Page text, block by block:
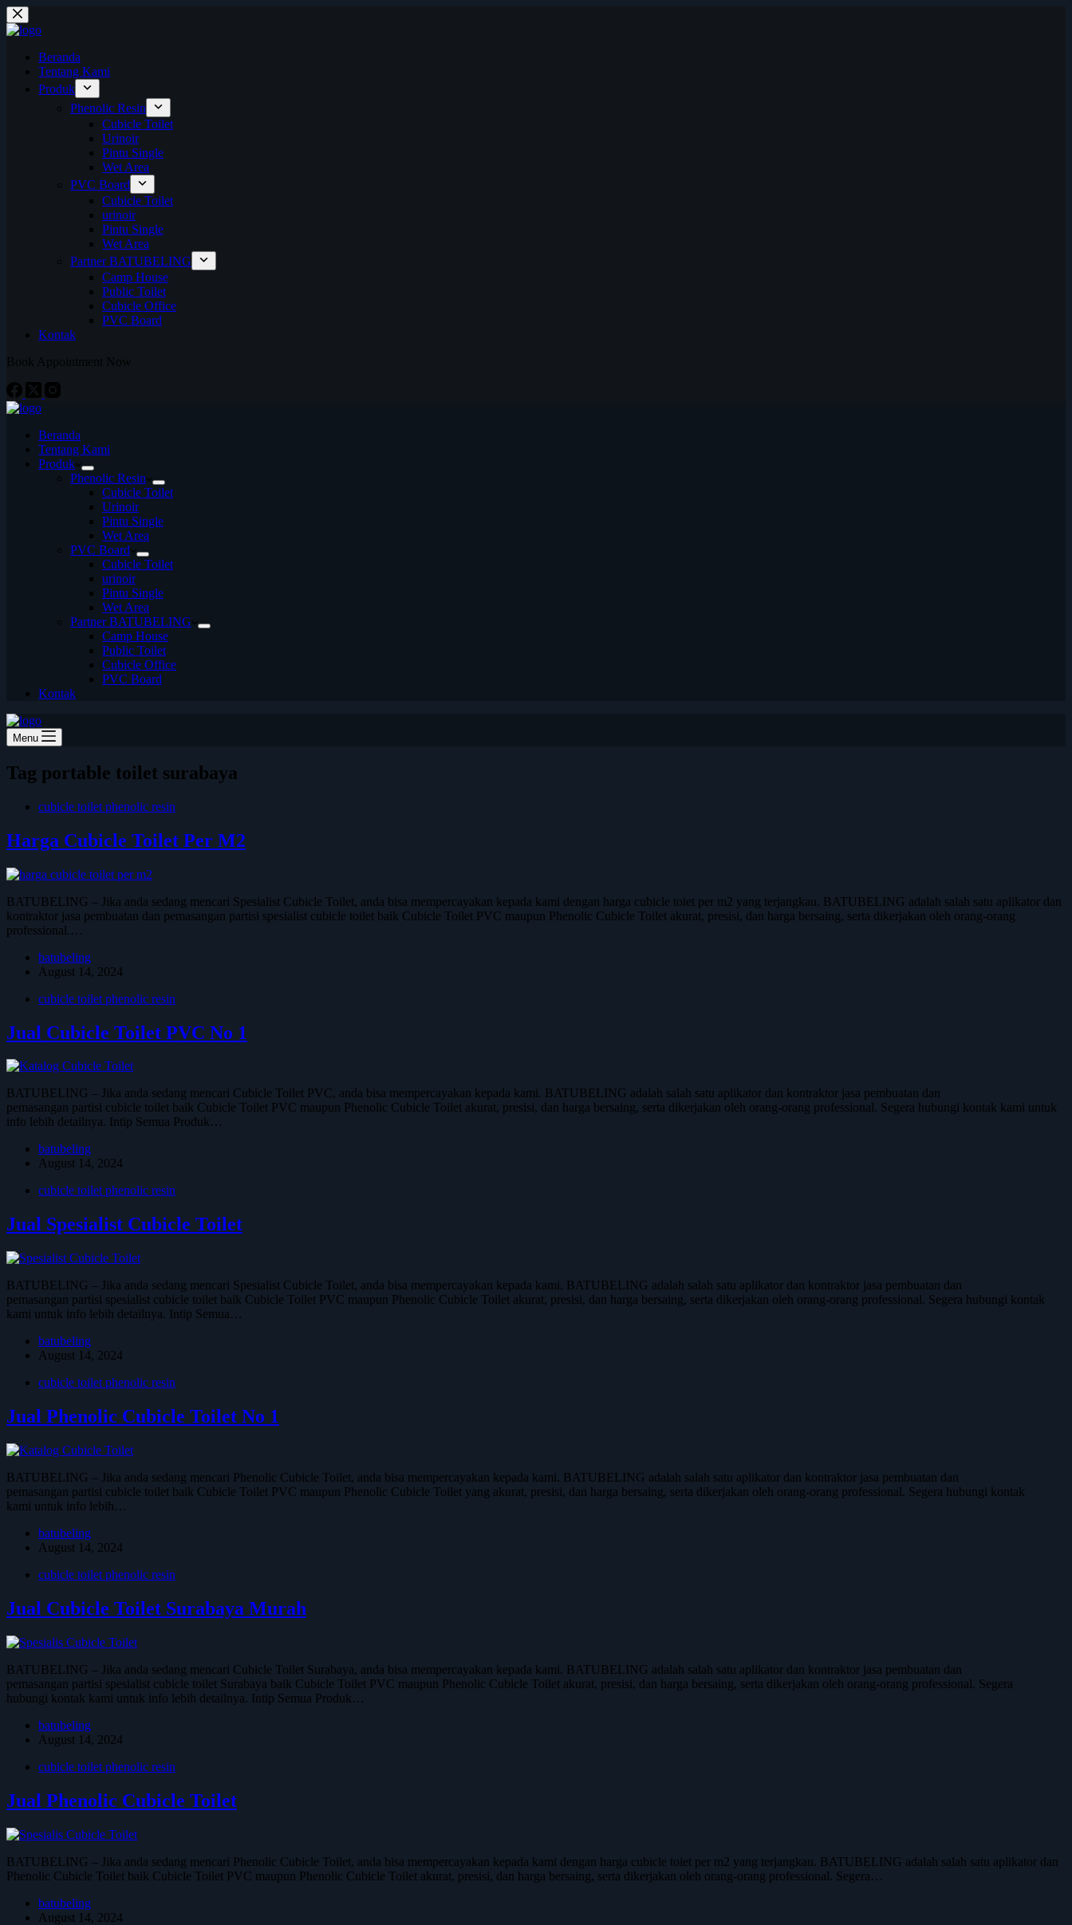
Skip
to
content
Beranda
Tentang Kami
Produk
Phenolic Resin
Cubicle Toilet
Urinoir
Pintu Single
Wet Area
PVC Board
Cubicle Toilet
urinoir
Pintu Single
Wet Area
Partner BATUBELING
Camp House
Public Toilet
Cubicle Office
PVC Board
Kontak
Book Appointment Now
Beranda
Tentang Kami
Produk
Phenolic Resin
Cubicle Toilet
Urinoir
Pintu Single
Wet Area
PVC Board
Cubicle Toilet
urinoir
Pintu Single
Wet Area
Partner BATUBELING
Camp House
Public Toilet
Cubicle Office
PVC Board
Kontak
Menu
Tag portable toilet surabaya
cubicle toilet phenolic resin
Harga Cubicle Toilet Per M2
BATUBELING – Jika anda sedang mencari Spesialist Cubicle Toilet, anda bisa mempercayakan kepada kami dengan harga cubicle toiet per m2 yang terjangkau. BATUBELING adalah salah satu aplikator dan
kontraktor jasa pembuatan dan pemasangan partisi spesialist cubicle toilet baik Cubicle Toilet PVC maupun Phenolic Cubicle Toilet akurat, presisi, dan harga bersaing, serta dikerjakan oleh orang-orang
professional.…
batubeling
August 14, 2024
cubicle toilet phenolic resin
Jual Cubicle Toilet PVC No 1
BATUBELING – Jika anda sedang mencari Cubicle Toilet PVC, anda bisa mempercayakan kepada kami. BATUBELING adalah salah satu aplikator dan kontraktor jasa pembuatan dan
pemasangan partisi cubicle toilet baik Cubicle Toilet PVC maupun Phenolic Cubicle Toilet akurat, presisi, dan harga bersaing, serta dikerjakan oleh orang-orang professional. Segera hubungi kontak kami untuk
info lebih detailnya. Intip Semua Produk…
batubeling
August 14, 2024
cubicle toilet phenolic resin
Jual Spesialist Cubicle Toilet
BATUBELING – Jika anda sedang mencari Spesialist Cubicle Toilet, anda bisa mempercayakan kepada kami. BATUBELING adalah salah satu aplikator dan kontraktor jasa pembuatan dan
pemasangan partisi spesialist cubicle toilet baik Cubicle Toilet PVC maupun Phenolic Cubicle Toilet akurat, presisi, dan harga bersaing, serta dikerjakan oleh orang-orang professional. Segera hubungi kontak
kami untuk info lebih detailnya. Intip Semua…
batubeling
August 14, 2024
cubicle toilet phenolic resin
Jual Phenolic Cubicle Toilet No 1
BATUBELING – Jika anda sedang mencari Phenolic Cubicle Toilet, anda bisa mempercayakan kepada kami. BATUBELING adalah salah satu aplikator dan kontraktor jasa pembuatan dan
pemasangan partisi cubicle toilet baik Cubicle Toilet PVC maupun Phenolic Cubicle Toilet yang akurat, presisi, dan harga bersaing, serta dikerjakan oleh orang-orang professional. Segera hubungi kontak
kami untuk info lebih…
batubeling
August 14, 2024
cubicle toilet phenolic resin
Jual Cubicle Toilet Surabaya Murah
BATUBELING – Jika anda sedang mencari Cubicle Toilet Surabaya, anda bisa mempercayakan kepada kami. BATUBELING adalah salah satu aplikator dan kontraktor jasa pembuatan dan
pemasangan partisi spesialist cubicle toilet Surabaya baik Cubicle Toilet PVC maupun Phenolic Cubicle Toilet akurat, presisi, dan harga bersaing, serta dikerjakan oleh orang-orang professional. Segera
hubungi kontak kami untuk info lebih detailnya. Intip Semua Produk…
batubeling
August 14, 2024
cubicle toilet phenolic resin
Jual Phenolic Cubicle Toilet
BATUBELING – Jika anda sedang mencari Phenolic Cubicle Toilet, anda bisa mempercayakan kepada kami dengan harga cubicle toiet per m2 yang terjangkau. BATUBELING adalah salah satu aplikator dan
Phenolic Cubicle Toilet baik Cubicle Toilet PVC maupun Phenolic Cubicle Toilet akurat, presisi, dan harga bersaing, serta dikerjakan oleh orang-orang professional. Segera…
batubeling
August 14, 2024